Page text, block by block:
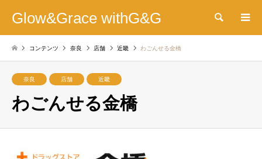
Glow&Grace withG&G 検索
コンテンツ 奈良 店舗 近畿 わごんせる金橋
奈良 店舗 近畿
わごんせる金橋